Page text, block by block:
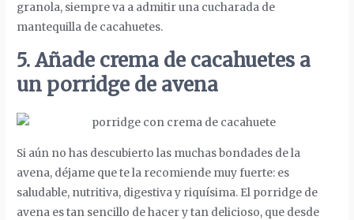
granola, siempre va a admitir una cucharada de
mantequilla de cacahuetes.
5. Añade crema de cacahuetes a
un porridge de avena
Si aún no has descubierto las muchas bondades de la
avena, déjame que te la recomiende muy fuerte: es
saludable, nutritiva, digestiva y riquísima. El porridge de
avena es tan sencillo de hacer y tan delicioso, que desde